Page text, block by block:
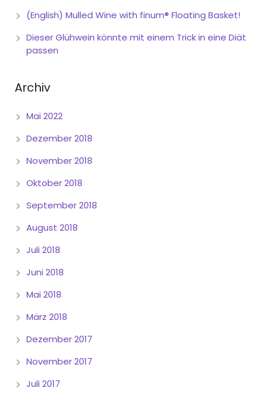
(English) Mulled Wine with finum® Floating Basket!
Dieser Glühwein könnte mit einem Trick in eine Diät
passen
Archiv
Mai 2022
Dezember 2018
November 2018
Oktober 2018
September 2018
August 2018
Juli 2018
Juni 2018
Mai 2018
März 2018
Dezember 2017
November 2017
Juli 2017